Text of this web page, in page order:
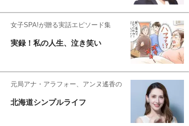
女子SPA!が贈る実話エピソード集
実録！私の人生、泣き笑い
元局アナ・アラフォー、アンヌ遙香の
北海道シンプルライフ